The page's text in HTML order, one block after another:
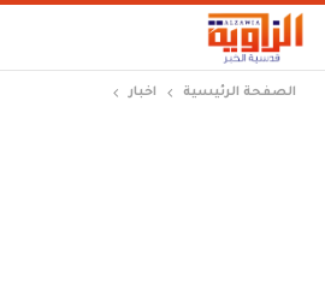
الصفحة الرئيسية اخبار